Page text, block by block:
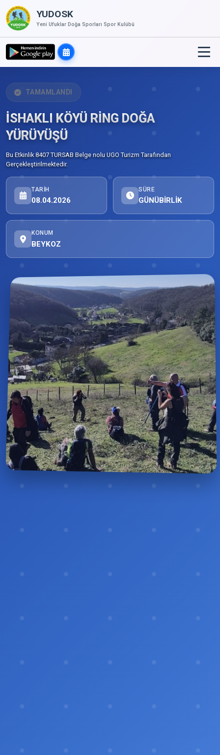
YUDOSK
Yeni Ufuklar Doğa Sporları Spor Kulübü
TAMAMLANDI
İSHAKLI KÖYÜ RİNG DOĞA
YÜRÜYÜŞÜ
Bu Etkinlik 8407 TURSAB Belge nolu UGO Turizm Tarafından
Gerçekleştirilmektedir.
TARIH
08.04.2026
SÜRE
GÜNÜBİRLİK
KONUM
BEYKOZ